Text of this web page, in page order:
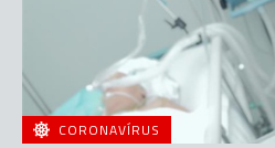
CORONAVÍRUS